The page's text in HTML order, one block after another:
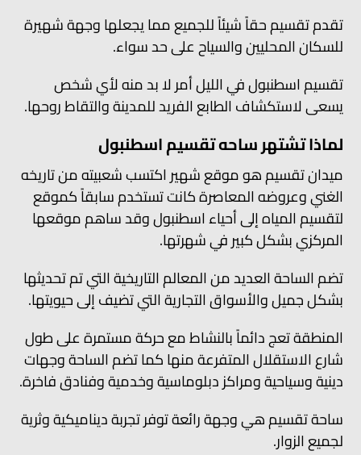
تقدم تقسيم حقاً شيئاً للجميع مما يجعلها وجهة شهيرة
للسكان المحليين والسياح على حد سواء.
تقسيم اسطنبول في الليل أمر لا بد منه لأي شخص
يسعى لاستكشاف الطابع الفريد للمدينة والتقاط روحها.
لماذا تشتهر ساحه تقسيم اسطنبول
ميدان تقسيم هو موقع شهير اكتسب شعبيته من تاريخه
الغني وعروضه المعاصرة كانت تستخدم سابقاً كموقع
لتقسيم المياه إلى أحياء اسطنبول وقد ساهم موقعها
المركزي بشكل كبير في شهرتها.
تضم الساحة العديد من المعالم التاريخية التي تم تحديثها
بشكل جميل والأسواق التجارية التي تضيف إلى حيويتها.
المنطقة تعج دائماً بالنشاط مع حركة مستمرة على طول
شارع الاستقلال المتفرعة منها كما تضم الساحة وجهات
دينية وسياحية ومراكز دبلوماسية وخدمية وفنادق فاخرة.
ساحة تقسيم هي وجهة رائعة توفر تجربة ديناميكية وثرية
لجميع الزوار.